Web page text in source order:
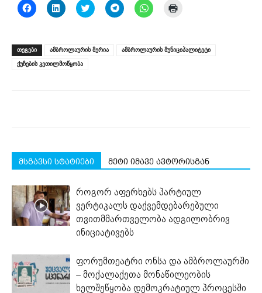
Click
to
(Opens
in
new
window)
Click
to
(Opens
in
new
window)
Click
to
(Opens
in
Click
to
(Opens
in
Click
to
(Opens
in
new
window)
ᲗᲔᲒᲔᲑᲘ ამბროლაურის მერია
ამბროლაურის მუნიციპალიტეტი
ქუჩების კეთილმოწყობა
მსგავსი სტატიები მეტი იმავე ავტორისგან
როგორ აფერხებს პარტიულ
ვერტიკალს დაქვემდებარებული
თვითმმართველობა ადგილობრივ
ინიციატივებს
ფორუმთეატრი ონსა და ამბროლაურში
– მოქალაქეთა მონაწილეობის
ხელშეწყობა დემოკრატიულ პროცესში